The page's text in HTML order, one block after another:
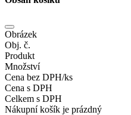
Obrázek
Obj. č.
Produkt
Množství
Cena bez DPH/ks
Cena s DPH
Celkem s DPH
Nákupní košík je prázdný